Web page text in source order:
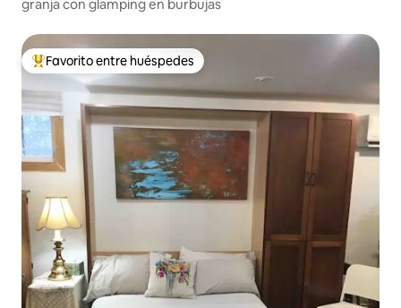
granja con glamping en burbujas
Favorito entre los huéspedes más destacados
Favorito entre huéspedes